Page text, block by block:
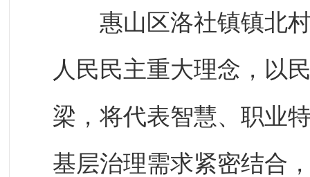
惠山区洛社镇镇北村
人民民主重大理念，以
梁，将代表智慧、职业
基层治理需求紧密结合